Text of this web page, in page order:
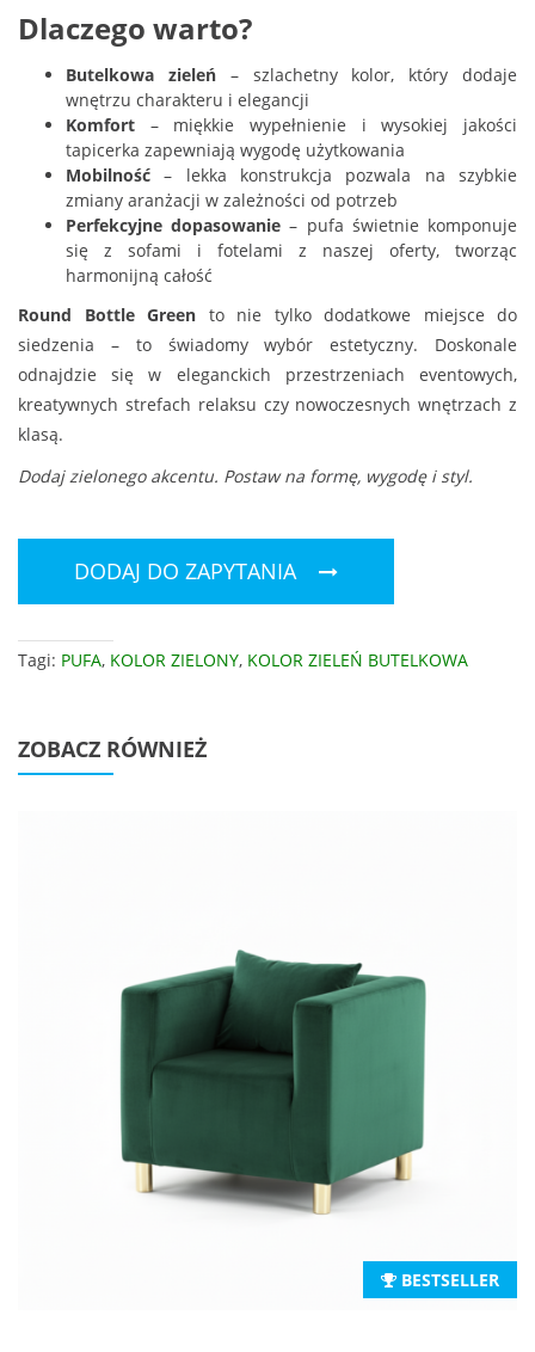
Dlaczego warto?
Butelkowa zieleń– szlachetny kolor, który dodaje
wnętrzu charakteru i elegancji
Komfort – miękkie wypełnienie i wysokiej jakości
tapicerka zapewniają wygodę użytkowania
Mobilność – lekka konstrukcja pozwala na szybkie
zmiany aranżacji w zależności od potrzeb
Perfekcyjne dopasowanie – pufa świetnie komponuje
się z sofami i fotelami z naszej oferty, tworząc
harmonijną całość
Round Bottle Green to nie tylko dodatkowe miejsce do
siedzenia – to świadomy wybór estetyczny. Doskonale
odnajdzie się w eleganckich przestrzeniach eventowych,
kreatywnych strefach relaksu czy nowoczesnych wnętrzach z
klasą.
Dodaj zielonego akcentu. Postaw na formę, wygodę i styl.
DODAJ DO ZAPYTANIA
Tagi: PUFA, KOLOR ZIELONY, KOLOR ZIELEŃ BUTELKOWA
ZOBACZ RÓWNIEŻ
BESTSELLER